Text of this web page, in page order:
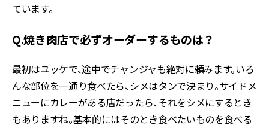
ています。
Q.焼き肉店で必ずオーダーするものは？
最初はユッケで、途中でチャンジャも絶対に頼みます。いろ
んな部位を一通り食べたら、シメはタンで決まり。サイドメ
ニューにカレーがある店だったら、それをシメにするとき
もありますね。基本的にはそのとき食べたいものを食べる